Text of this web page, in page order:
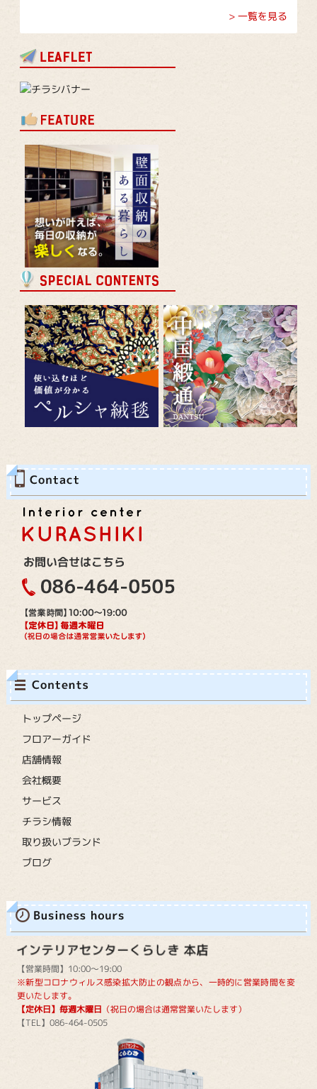
> 一覧を見る
トップページ
フロアーガイド
店舗情報
会社概要
サービス
チラシ情報
取り扱いブランド
ブログ
【営業時間】10:00～19:00
※新型コロナウィルス感染拡大防止の観点から、一時的に営業時間を変
更いたします。
【定休日】毎週木曜日 （祝日の場合は通常営業いたします）
【TEL】086-464-0505